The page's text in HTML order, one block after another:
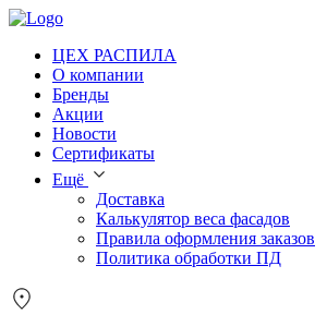
ЦЕХ РАСПИЛА
О компании
Бренды
Акции
Новости
Сертификаты
Ещё
Доставка
Калькулятор веса фасадов
Правила оформления заказов
Политика обработки ПД